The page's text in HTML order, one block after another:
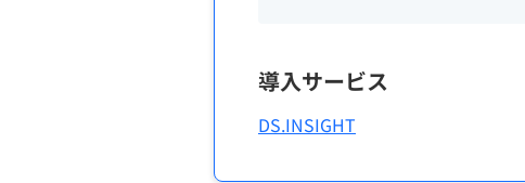
導入サービス
DS.INSIGHT